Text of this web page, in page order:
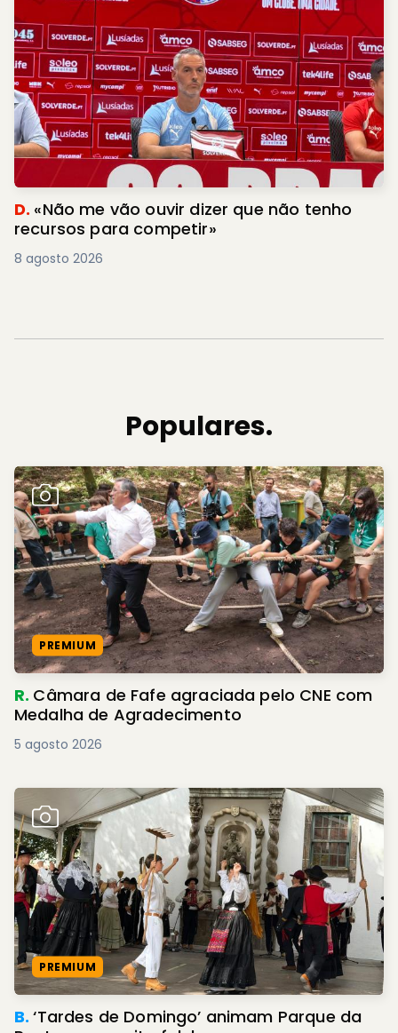
D. «Não me vão ouvir dizer que não tenho
recursos para competir»
8 agosto 2026
Populares.
PREMIUM
R. Câmara de Fafe agraciada pelo CNE com
Medalha de Agradecimento
5 agosto 2026
PREMIUM
B.‘Tardes de Domingo’ animam Parque da